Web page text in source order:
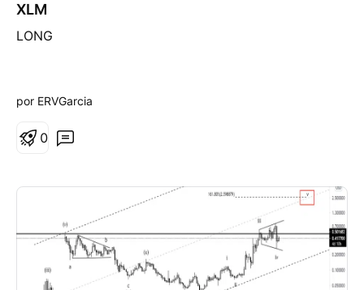
XLM
LONG
por ERVGarcia
0